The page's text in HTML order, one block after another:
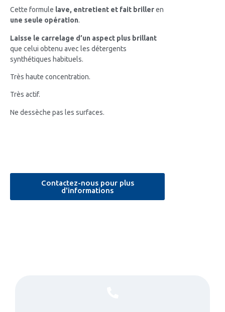
Cette formule lave, entretient et fait brilleren
une seule opération.
Laisse le carrelage d’un aspect plus brillant
que celui obtenu avec les détergents
synthétiques habituels.
Très haute concentration.
Très actif.
Ne dessèche pas les surfaces.
Contactez-nous pour plus
d'informations